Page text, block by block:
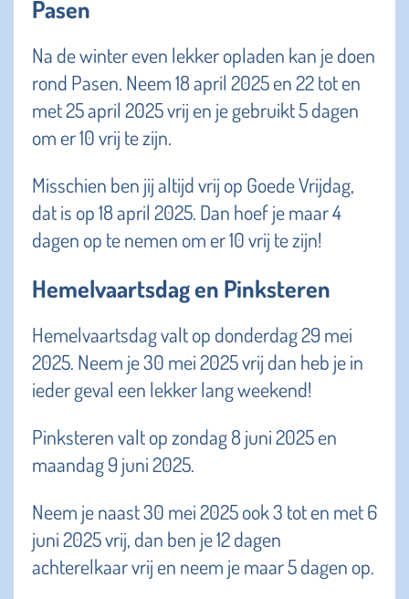
Pasen
Na de winter even lekker opladen kan je doen
rond Pasen. Neem 18 april 2025 en 22 tot en
met 25 april 2025 vrij en je gebruikt 5 dagen
om er 10 vrij te zijn.
Misschien ben jij altijd vrij op Goede Vrijdag,
dat is op 18 april 2025. Dan hoef je maar 4
dagen op te nemen om er 10 vrij te zijn!
Hemelvaartsdag en Pinksteren
Hemelvaartsdag valt op donderdag 29 mei
2025. Neem je 30 mei 2025 vrij dan heb je in
ieder geval een lekker lang weekend!
Pinksteren valt op zondag 8 juni 2025 en
maandag 9 juni 2025.
Neem je naast 30 mei 2025 ook 3 tot en met 6
juni 2025 vrij, dan ben je 12 dagen
achterelkaar vrij en neem je maar 5 dagen op.